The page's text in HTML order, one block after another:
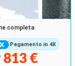
Pagamento in 4X
completa
813 €